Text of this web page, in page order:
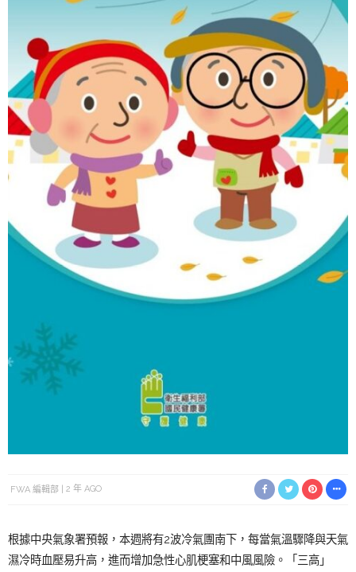
FWA 編輯部 2 年 AGO
根據中央氣象署預報，本週將有2波冷氣團南下，每當氣溫驟降與天氣
濕冷時血壓易升高，進而增加急性心肌梗塞和中風風險。「三高」